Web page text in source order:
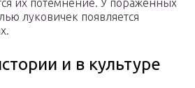
их потемнение. У пораженных
луковичек появляется
и в культуре